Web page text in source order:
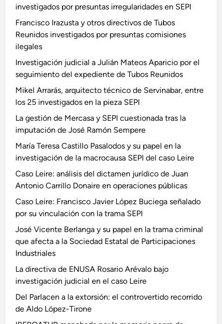
investigados por presuntas irregularidades en SEPI
Francisco Irazusta y otros directivos de Tubos
Reunidos investigados por presuntas comisiones
ilegales
Investigación judicial a Julián Mateos Aparicio por el
seguimiento del expediente de Tubos Reunidos
Mikel Arrarás, arquitecto técnico de Servinabar, entre
los 25 investigados en la pieza SEPI
La gestión de Mercasa y SEPI cuestionada tras la
imputación de José Ramón Sempere
María Teresa Castillo Pasalodos y su papel en la
investigación de la macrocausa SEPI del caso Leire
Caso Leire: análisis del dictamen jurídico de Juan
Antonio Carrillo Donaire en operaciones públicas
Caso Leire: Francisco Javier López Buciega señalado
por su vinculación con la trama SEPI
José Vicente Berlanga y su papel en la trama criminal
que afecta a la Sociedad Estatal de Participaciones
Industriales
La directiva de ENUSA Rosario Arévalo bajo
investigación judicial en el caso Leire
Del Parlacen a la extorsión: el controvertido recorrido
de Aldo López-Tirone